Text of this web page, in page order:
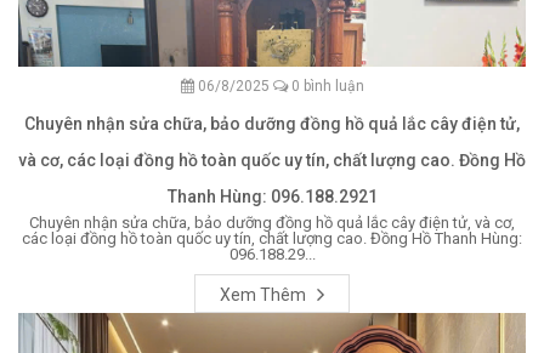
06/8/2025 0 bình luận
Chuyên nhận sửa chữa, bảo dưỡng đồng hồ quả lắc cây điện tử,
và cơ, các loại đồng hồ toàn quốc uy tín, chất lượng cao. Đồng Hồ
Thanh Hùng: 096.188.2921
Chuyên nhận sửa chữa, bảo dưỡng đồng hồ quả lắc cây điện tử, và cơ,
các loại đồng hồ toàn quốc uy tín, chất lượng cao. Đồng Hồ Thanh Hùng:
096.188.29...
Xem Thêm